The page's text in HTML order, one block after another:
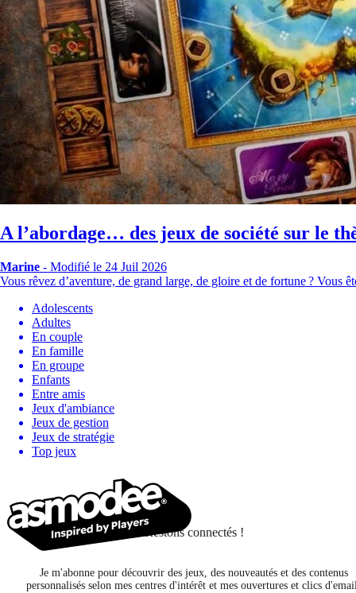
A l’abordage… des jeux de société sur le
Marine - Modifié le 24 Juil 2026
Vous rêvez d’aventure, de grand large, de gloire et de fortune ? Vous
Adolescents
Adultes
En couple
En famille
En groupe
Enfants
Entre amis
Jeux d'ambiance
Jeux de gestion
Jeux de stratégie
Top jeux
Restons connectés !
Je m'abonne pour découvrir des jeux, des nouveautés et des contenus
personnalisés selon mes centres d'intérêt et mes ouvertures et clics